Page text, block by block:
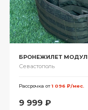
БРОНЕЖИЛЕТ
Севастополь
Рассрочка от1 096 ₽/мес.
9 999 ₽